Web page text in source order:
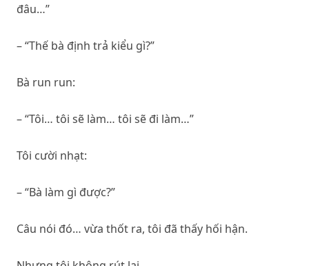
đâu…”
– “Thế bà định trả kiểu gì?”
Bà run run:
– “Tôi… tôi sẽ làm… tôi sẽ đi làm…”
Tôi cười nhạt:
– “Bà làm gì được?”
Câu nói đó… vừa thốt ra, tôi đã thấy hối hận.